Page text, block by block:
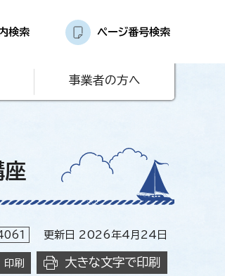
検索 ページ番号検索
事業者の方へ
更新日 2026年4月24日
印刷 大きな文字で印刷